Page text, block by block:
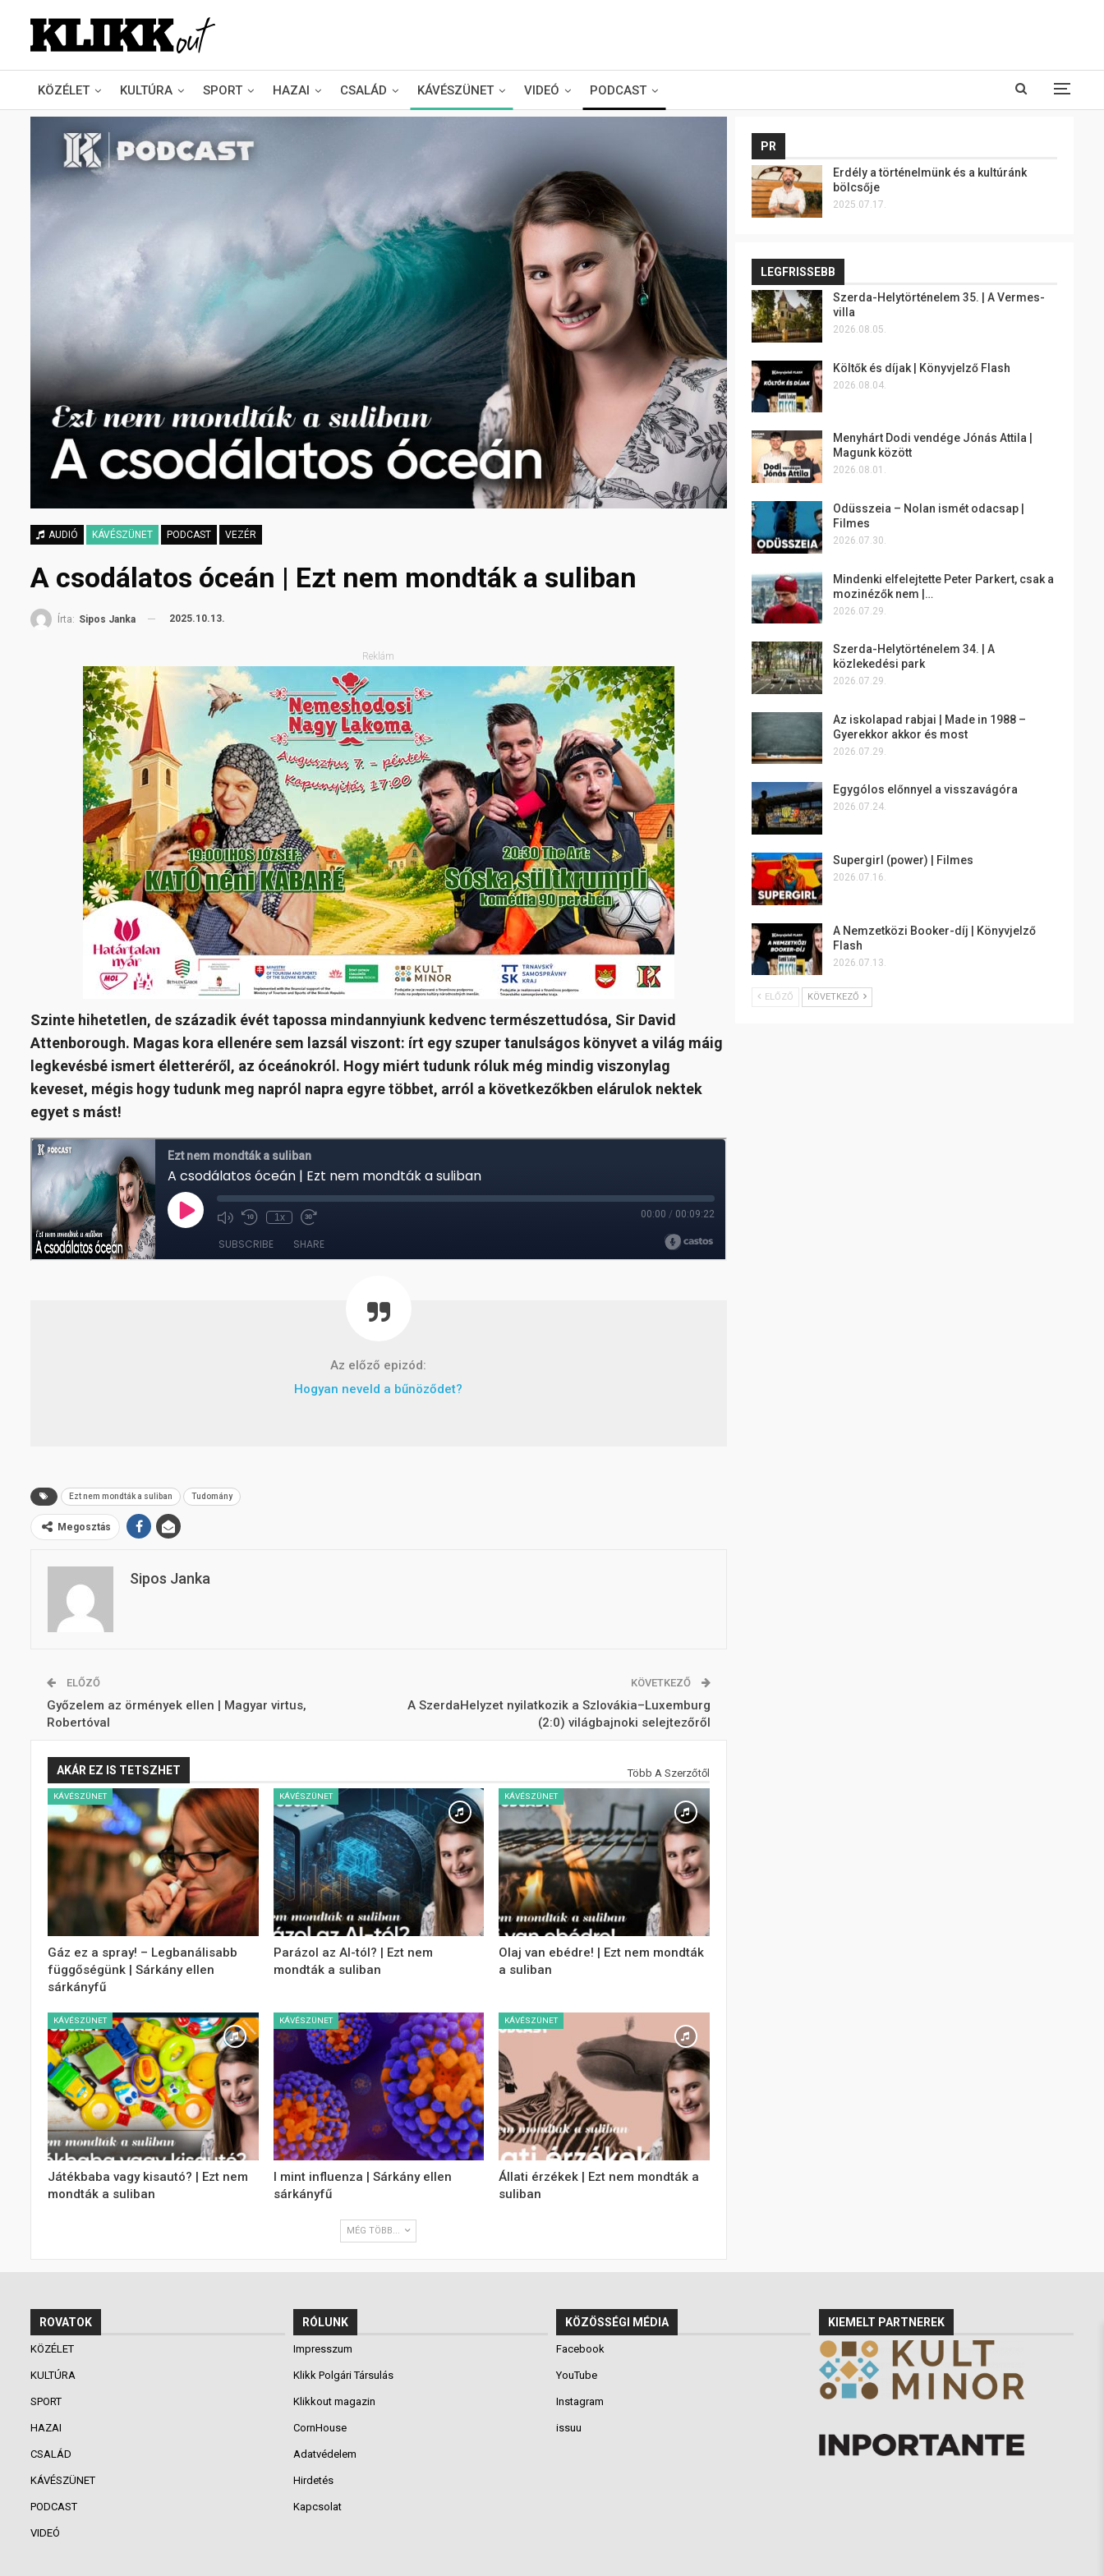
KÖZÉLET KULTÚRA SPORT HAZAI CSALÁD KÁVÉSZÜNET VIDEÓ PODCAST
AUDIÓ KÁVÉSZÜNET PODCAST VEZÉR
A csodálatos óceán | Ezt nem mondták a suliban
Írta: Sipos Janka 2025.10.13.
Reklám
Szinte hihetetlen, de századik évét tapossa mindannyiunk kedvenc természettudósa, Sir David
Attenborough. Magas kora ellenére sem lazsál viszont: írt egy szuper tanulságos könyvet a világ máig
legkevésbé ismert életteréről, az óceánokról. Hogy miért tudunk róluk még mindig viszonylag
keveset, mégis hogy tudunk meg napról napra egyre többet, arról a következőkben elárulok nektek
egyet s mást!
Az előző epizód:
Hogyan neveld a bűnöződet?
Ezt nem mondták a suliban Tudomány
Megosztás
Sipos Janka
ELŐZŐ
Győzelem az örmények ellen | Magyar virtus,
Robertóval
KÖVETKEZŐ
A SzerdaHelyzet nyilatkozik a Szlovákia–Luxemburg
(2:0) világbajnoki selejtezőről
AKÁR EZ IS TETSZHET Több A Szerzőtől
KÁVÉSZÜNET
Gáz ez a spray! – Legbanálisabb
függőségünk | Sárkány ellen
sárkányfű
KÁVÉSZÜNET
Parázol az AI-tól? | Ezt nem
mondták a suliban
KÁVÉSZÜNET
Olaj van ebédre! | Ezt nem mondták
a suliban
KÁVÉSZÜNET
Játékbaba vagy kisautó? | Ezt nem
mondták a suliban
KÁVÉSZÜNET
I mint influenza | Sárkány ellen
sárkányfű
KÁVÉSZÜNET
Állati érzékek | Ezt nem mondták a
suliban
MÉG TÖBB...
PR
Erdély a történelmünk és a kultúránk
bölcsője
2025.07.17.
LEGFRISSEBB
Szerda-Helytörténelem 35. | A Vermes-
villa
2026.08.05.
Költők és díjak | Könyvjelző Flash
2026.08.04.
Menyhárt Dodi vendége Jónás Attila |
Magunk között
2026.08.01.
Odüsszeia – Nolan ismét odacsap |
Filmes
2026.07.30.
Mindenki elfelejtette Peter Parkert, csak a
mozinézők nem |…
2026.07.29.
Szerda-Helytörténelem 34. | A
közlekedési park
2026.07.29.
Az iskolapad rabjai | Made in 1988 –
Gyerekkor akkor és most
2026.07.29.
Egygólos előnnyel a visszavágóra
2026.07.24.
Supergirl (power) | Filmes
2026.07.16.
A Nemzetközi Booker-díj | Könyvjelző
Flash
2026.07.13.
ELŐZŐ KÖVETKEZŐ
ROVATOK
KÖZÉLET
KULTÚRA
SPORT
HAZAI
CSALÁD
KÁVÉSZÜNET
PODCAST
VIDEÓ
RÓLUNK
Impresszum
Klikk Polgári Társulás
Klikkout magazin
CornHouse
Adatvédelem
Hirdetés
Kapcsolat
KÖZÖSSÉGI MÉDIA
Facebook
YouTube
Instagram
issuu
KIEMELT PARTNEREK